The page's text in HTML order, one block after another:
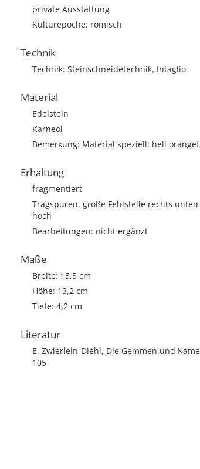
private Ausstattung
Kulturepoche: römisch
Technik
Technik: Steinschneidetechnik, Intaglio
Material
Edelstein
Karneol
Bemerkung: Material speziell: hell
Erhaltung
fragmentiert
Tragspuren, große Fehlstelle rechts
hoch
Bearbeitungen: nicht ergänzt
Maße
Breite: 15,5 cm
Höhe: 13,2 cm
Tiefe: 4,2 cm
Literatur
E. Zwierlein-Diehl, Die Gemmen und
105